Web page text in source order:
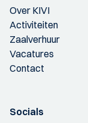
Over KIVI
Activiteiten
Zaalverhuur
Vacatures
Contact
Socials